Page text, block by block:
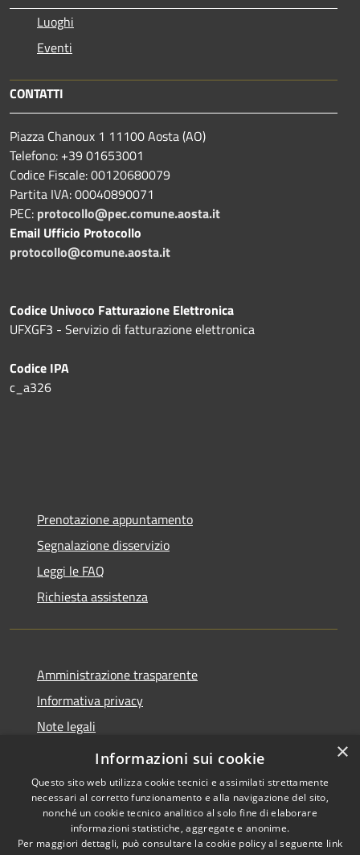
Luoghi
Eventi
CONTATTI
Piazza Chanoux 1 11100 Aosta (AO)
Telefono: +39 01653001
Codice Fiscale: 00120680079
Partita IVA: 00040890071
PEC: protocollo@pec.comune.aosta.it
Email Ufficio Protocollo
protocollo@comune.aosta.it
Codice Univoco Fatturazione Elettronica
UFXGF3 - Servizio di fatturazione elettronica
Codice IPA
c_a326
Prenotazione appuntamento
Segnalazione disservizio
Leggi le FAQ
Richiesta assistenza
Amministrazione trasparente
Informativa privacy
Note legali
Dichiarazione di accessibilità
Copyright © 2026 • Comune di
×
Informazioni sui cookie
Questo sito web utilizza cookie tecnici e assimilati strettamente
necessari al corretto funzionamento e alla navigazione del sito,
nonché un cookie tecnico analitico al solo fine di elaborare
informazioni statistiche, aggregate e anonime.
Per maggiori dettagli, può consultare la cookie policy al seguente link